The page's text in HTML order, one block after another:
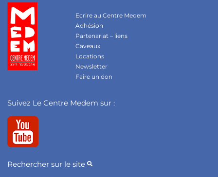
Ecrire au Centre Medem
Adhésion
Partenariat – liens
Caveaux
Locations
Newsletter
Faire un don
Suivez Le Centre Medem sur :
Rechercher sur le site